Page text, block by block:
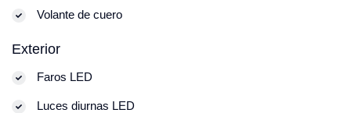
Volante de cuero
Exterior
Faros LED
Luces diurnas LED